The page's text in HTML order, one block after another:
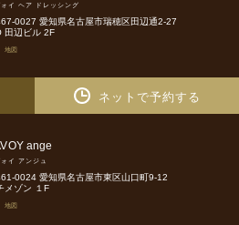
ォイ ヘア ドレッシング
0027 愛知県名古屋市瑞穂区田辺通2-27
田辺ビル 2F
地図
ネットで予約する
ange
イ アンジュ
0024 愛知県名古屋市東区山口町9-12
メゾン １F
地図